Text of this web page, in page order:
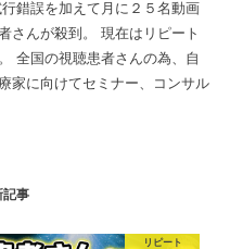
錯誤を加えて月に２５名動画
さんが殺到。 現在はリピート
全国の視聴患者さんの為、自
家に向けてセミナー、コンサル
記事
リピート